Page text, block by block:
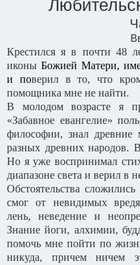
Крестился я в почти 48
иконы Божией Матери,
и поверил в то, что
помощника мне не найти.
В молодом возрасте я
«Забавное евангелие»
философии, знал
разных древних народов.
Но я уже воспринимал
диапазоне света и верил в
Обстоятельства
смог от невидимых
лень, неведение и
Знание йоги, алхимии,
помочь мне пойти по
никуда, причем ничем